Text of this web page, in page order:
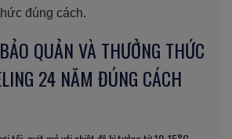
đúng cách.
QUẢN VÀ THƯỞNG THỨC
24 NĂM ĐÚNG CÁCH